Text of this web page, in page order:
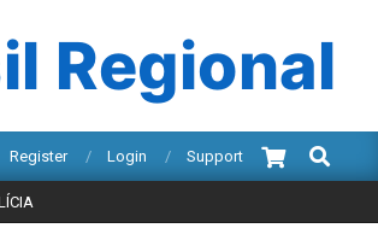
Regional
Register Login Support
Search